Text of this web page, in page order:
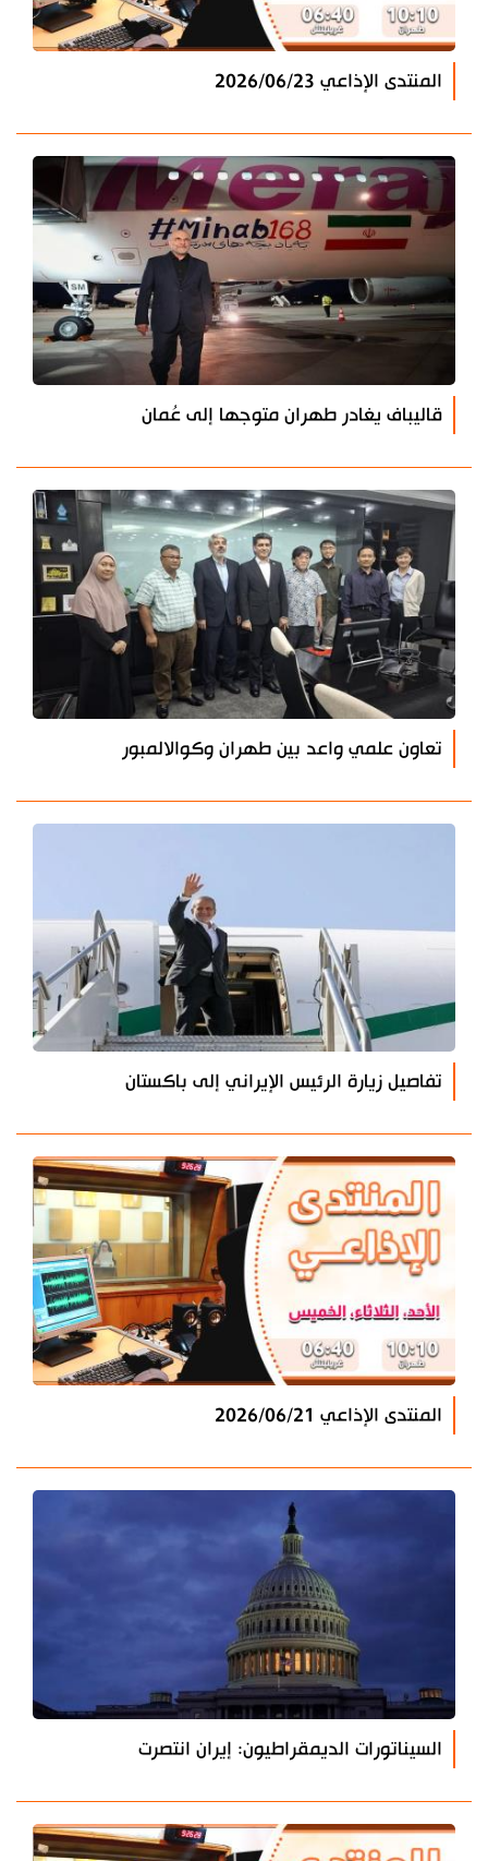
المنتدى الإذاعي 2026/06/23
قاليباف يغادر طهران متوجها إلى عُمان
تعاون علمي واعد بين طهران وكوالالمبور
تفاصيل زيارة الرئيس الإيراني إلى باكستان
المنتدى الإذاعي 2026/06/21
السيناتورات الديمقراطيون: إيران انتصرت